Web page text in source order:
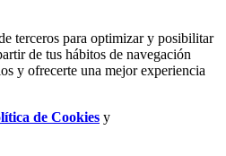
terceros para optimizar y posibilitar
de tus hábitos de navegación
y ofrecerte una mejor experiencia
de Cookies y